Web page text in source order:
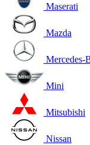
Maserati
Mazda
Mercedes-
Mini
Mitsubishi
Nissan